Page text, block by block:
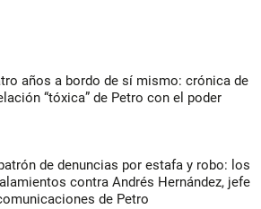
años a bordo de sí mismo: crónica de
“tóxica” de Petro con el poder
de denuncias por estafa y robo: los
contra Andrés Hernández, jefe
de Petro